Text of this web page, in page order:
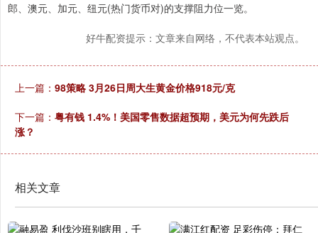
郎、澳元、加元、纽元(热门货币对)的支撑阻力位一览。
好牛配资提示：文章来自网络，不代表本站观点。
上一篇： 98策略 3月26日周大生黄金价格918元/克
下一篇： 粤有钱 1.4%！美国零售数据超预期，美元为何先跌后
涨？
相关文章